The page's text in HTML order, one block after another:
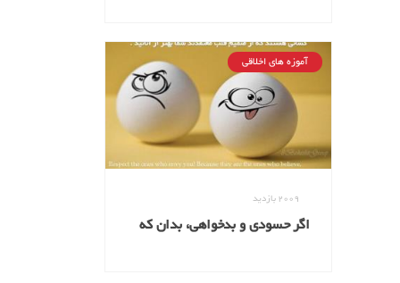
آموزه های اخلاقی
2009بازدید
اگر حسودی و بدخواهی، بدان که